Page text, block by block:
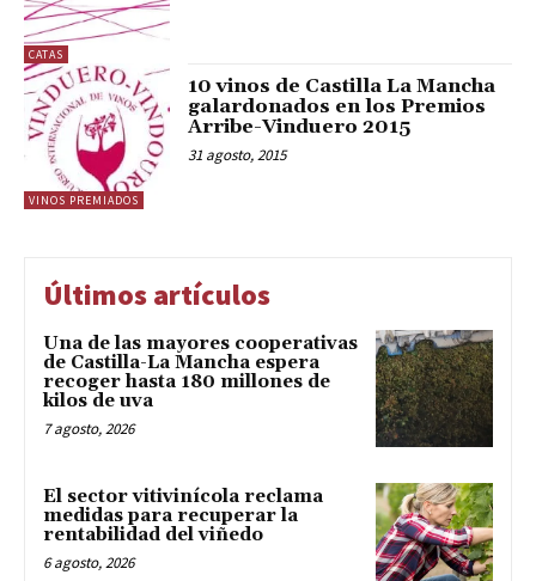
CATAS
VINOS PREMIADOS
10 vinos de Castilla La Mancha
galardonados en los Premios
Arribe-Vinduero 2015
31 agosto, 2015
Últimos artículos
Una de las mayores cooperativas
de Castilla-La Mancha espera
recoger hasta 180 millones de
kilos de uva
7 agosto, 2026
El sector vitivinícola reclama
medidas para recuperar la
rentabilidad del viñedo
6 agosto, 2026